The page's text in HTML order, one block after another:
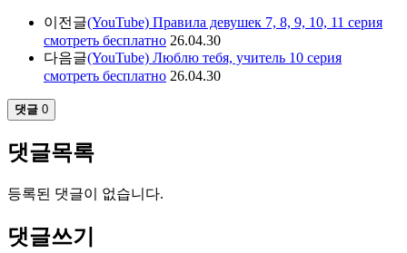
이전글(YouTube) Правила девушек 7, 8, 9, 10, 11 серия
смотреть бесплатно 26.04.30
다음글(YouTube) Люблю тебя, учитель 10 серия
смотреть бесплатно 26.04.30
댓글 0
댓글목록
등록된 댓글이 없습니다.
댓글쓰기